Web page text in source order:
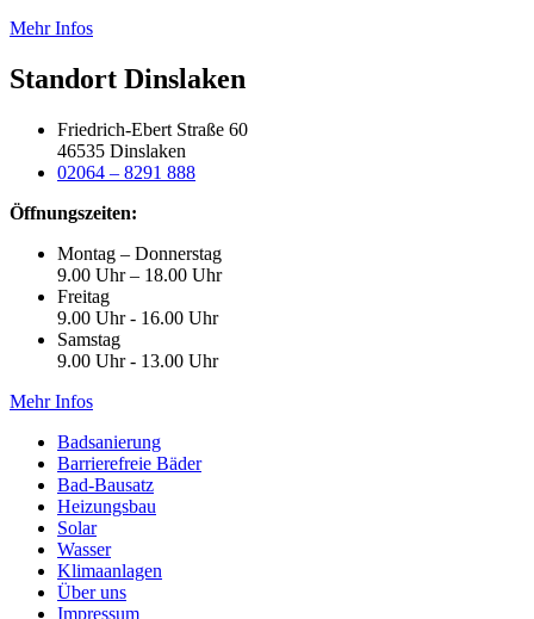
Mehr Infos
Standort Dinslaken
Friedrich-Ebert Straße 60
46535 Dinslaken
02064 – 8291 888
Öffnungszeiten:
Montag – Donnerstag
9.00 Uhr – 18.00 Uhr
Freitag
9.00 Uhr - 16.00 Uhr
Samstag
9.00 Uhr - 13.00 Uhr
Mehr Infos
Badsanierung
Barrierefreie Bäder
Bad-Bausatz
Heizungsbau
Solar
Wasser
Klimaanlagen
Über uns
Impressum